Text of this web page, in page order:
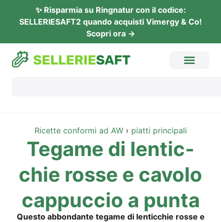
✨ Rispar­mia su Ring­na­tur con il codi­ce:
SELLERIESAFT2 quan­do acquis­ti Vimer­gy & Co!
Sco­pri ora →
Ricet­te con­for­mi ad AW› piat­ti principali
Tegame di len­ti­c­
chie ros­se e cavo­lo
cap­puc­cio a punta
Ques­to abbond­an­te tegame di len­ti­c­chie ros­se e